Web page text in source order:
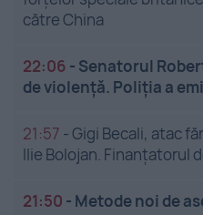
către China
22:06 - Senatorul
de violență. Poliția a
21:57 -Gigi Becali, atac
Ilie Bolojan. Finanțatorul
21:50 - Metode noi de